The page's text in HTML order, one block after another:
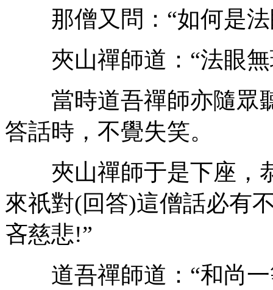
那僧又問：“如何是法
夾山禪師道：“法眼無
當時道吾禪師亦隨眾
答話時，不覺失笑。
夾山禪師于是下座，
來祇對(回答)這僧話必有
吝慈悲!”
道吾禪師道：“和尚一